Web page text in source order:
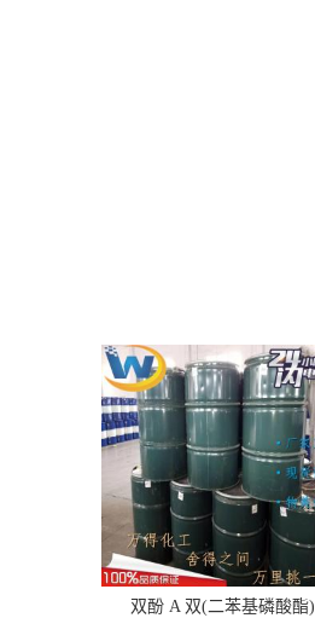
双酚 A 双(二苯基磷酸酯)